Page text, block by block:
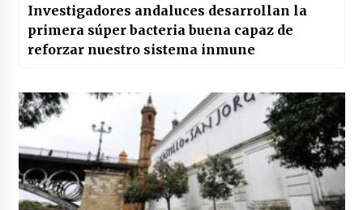
Investigadores andaluces desarrollan la
primera súper bacteria buena capaz de
reforzar nuestro sistema inmune